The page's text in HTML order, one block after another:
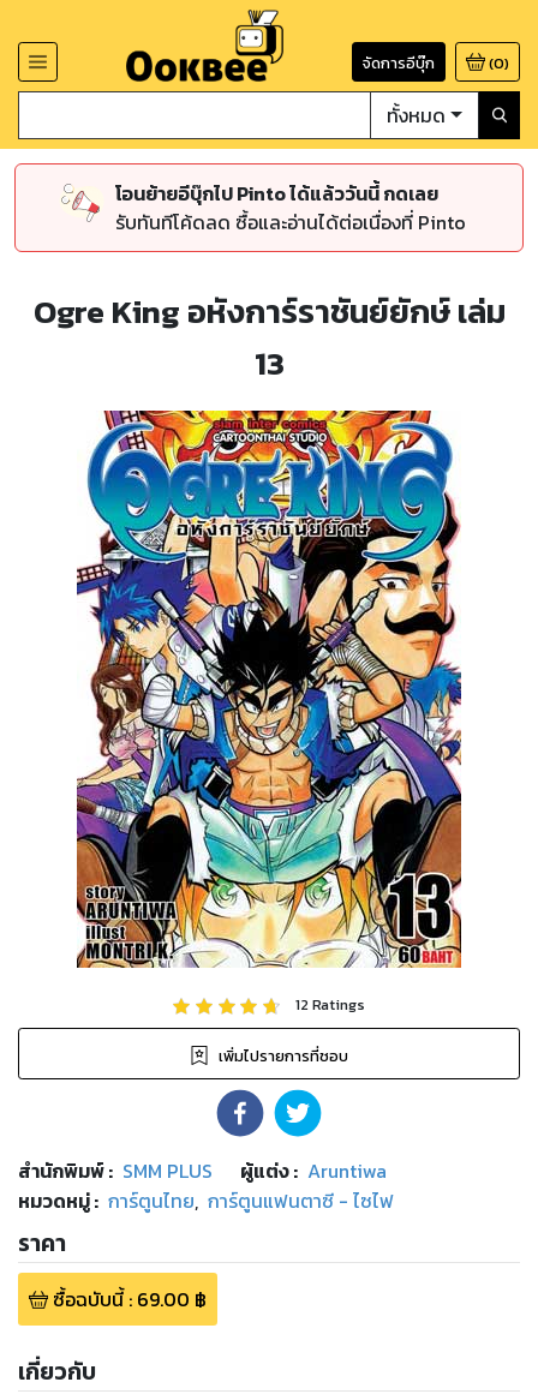
จัดการอีบุ๊ก (0)
ทั้งหมด
โอนย้ายอีบุ๊กไป Pinto ได้แล้ววันนี้ กดเลย
รับทันทีโค้ดลด ซื้อและอ่านได้ต่อเนื่องที่ Pinto
Ogre King อหังการ์ราชันย์ยักษ์ เล่ม
13
12Ratings
เพิ่มไปรายการที่ชอบ
สำนักพิมพ์: SMM PLUS ผู้แต่ง : Aruntiwa
หมวดหมู่: การ์ตูนไทย, การ์ตูนแฟนตาซี - ไซไฟ
ราคา
ซื้อฉบับนี้: 69.00 ฿
เกี่ยวกับ